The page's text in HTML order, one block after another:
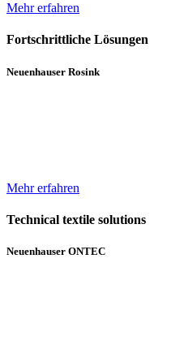
Mehr erfahren
Fortschrittliche Lösungen
Neuenhauser Rosink
Mehr erfahren
Technical textile solutions
Neuenhauser ONTEC